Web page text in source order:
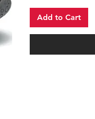
Add to Cart